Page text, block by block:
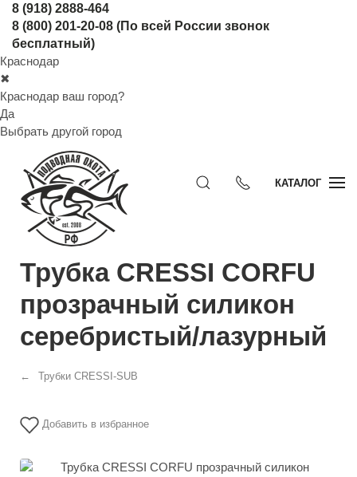
8 (918) 2888-464
8 (800) 201-20-08 (По всей России звонок
бесплатный)
Краснодар
✖
Краснодар ваш город?
Да
Выбрать другой город
КАТАЛОГ
Трубка CRESSI CORFU
прозрачный силикон
серебристый/лазурный
Трубки CRESSI-SUB
Добавить в избранное